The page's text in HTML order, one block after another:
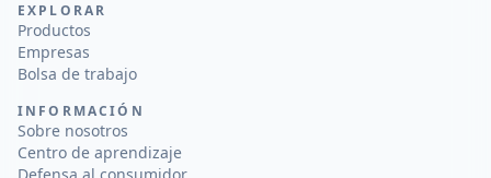
EXPLORAR
Productos
Empresas
Bolsa de trabajo
INFORMACIÓN
Sobre nosotros
Centro de aprendizaje